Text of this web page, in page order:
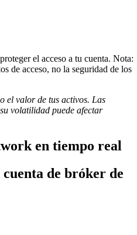
el acceso a tu cuenta. Nota:
de acceso, no la seguridad de los
el valor de tus activos. Las
volatilidad puede afectar
en tiempo real
de bróker de